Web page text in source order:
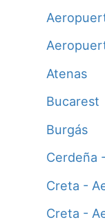
Atenas
Bucarest
Burgás
Cerdeña
Creta -
Creta -